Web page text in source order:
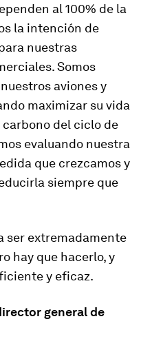
al 100% de la
la intención de
nuestras
Somos
aviones y
maximizar su vida
del ciclo de
evaluando nuestra
que crezcamos y
siempre que
ser extremadamente
hay que hacerlo, y
y eficaz.
general de